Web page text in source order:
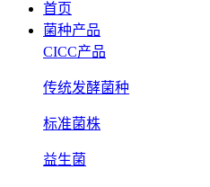
首页
菌种产品
CICC产品
传统发酵菌种
标准菌株
益生菌